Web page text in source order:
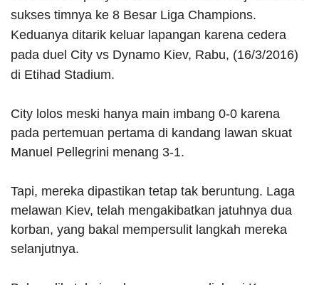
sukses timnya ke 8 Besar Liga Champions.
Keduanya ditarik keluar lapangan karena cedera
pada duel City vs Dynamo Kiev, Rabu, (16/3/2016)
di Etihad Stadium.
City lolos meski hanya main imbang 0-0 karena
pada pertemuan pertama di kandang lawan skuat
Manuel Pellegrini menang 3-1.
Tapi, mereka dipastikan tetap tak beruntung. Laga
melawan Kiev, telah mengakibatkan jatuhnya dua
korban, yang bakal mempersulit langkah mereka
selanjutnya.